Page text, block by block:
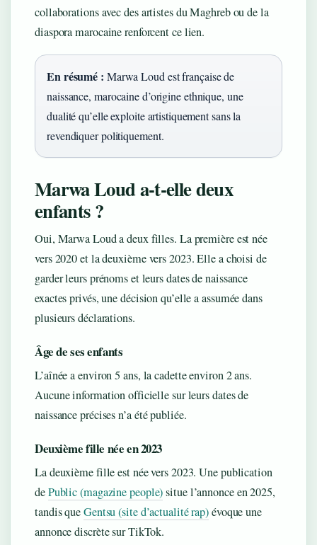
collaborations avec des artistes du Maghreb ou de la
diaspora marocaine renforcent ce lien.
En résumé : Marwa Loud est française de
naissance, marocaine d’origine ethnique, une
dualité qu’elle exploite artistiquement sans la
revendiquer politiquement.
Marwa Loud a-t-elle deux
enfants ?
Oui, Marwa Loud a deux filles. La première est née
vers 2020 et la deuxième vers 2023. Elle a choisi de
garder leurs prénoms et leurs dates de naissance
exactes privés, une décision qu’elle a assumée dans
plusieurs déclarations.
Âge de ses enfants
L’aînée a environ 5 ans, la cadette environ 2 ans.
Aucune information officielle sur leurs dates de
naissance précises n’a été publiée.
Deuxième fille née en 2023
La deuxième fille est née vers 2023. Une publication
dePublic (magazine people)situe l’annonce en 2025,
tandis queGentsu (site d’actualité rap)évoque une
annonce discrète sur TikTok.